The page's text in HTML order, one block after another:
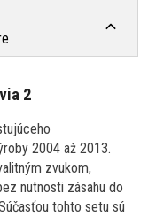
2
2004 až 2013.
zvukom,
nutnosti zásahu do
tohto setu sú